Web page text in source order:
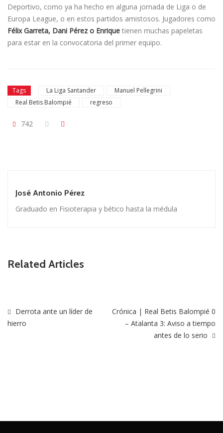
Deportivo, como ya ha hecho en alguna jornada de Liga o de
Europa League, o en estos partidos amistosos. Jugadores como
Félix Garreta, Dani Pérez o Enrique tienen muchas papeletas
para estar en la convocatoria del primer equipo.
Tags La Liga Santander
Manuel Pellegrini
Real Betis Balompié
regreso
742
José Antonio Pérez
Graduado en Fisioterapia y bético hasta la médula
Related Articles
Derrota ante un líder de
hierro
Crónica | Real Betis Balompié 0
– Atalanta 3: Aviso a tiempo
antes de lo serio